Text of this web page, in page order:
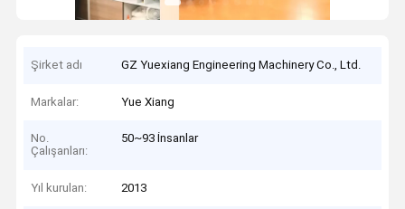
Şirket adı GZ Yuexiang Engineering Machinery Co., Ltd.
Markalar: Yue Xiang
No.
Çalışanları:
50~93 İnsanlar
Yıl kurulan: 2013